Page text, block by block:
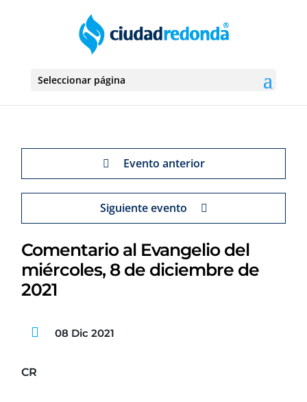
Seleccionar página
Evento anterior
Siguiente evento
Comentario al Evangelio del
miércoles, 8 de diciembre de
2021
08 Dic 2021
CR